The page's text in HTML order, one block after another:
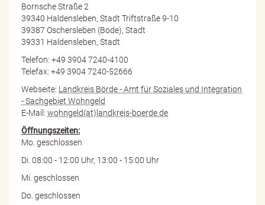
Bornsche Straße 2
39340 Haldensleben, Stadt Triftstraße 9-10
39387 Oschersleben (Bode), Stadt
39331 Haldensleben, Stadt
Telefon: +49 3904 7240-4100
Telefax: +49 3904 7240-52666
Webseite: Landkreis Börde - Amt für Soziales und Integration
- Sachgebiet Wohngeld
E-Mail: wohngeld(at)landkreis-boerde.de
Öffnungszeiten:
Mo. geschlossen
Di. 08:00 - 12:00 Uhr, 13:00 - 15:00 Uhr
Mi. geschlossen
Do. geschlossen